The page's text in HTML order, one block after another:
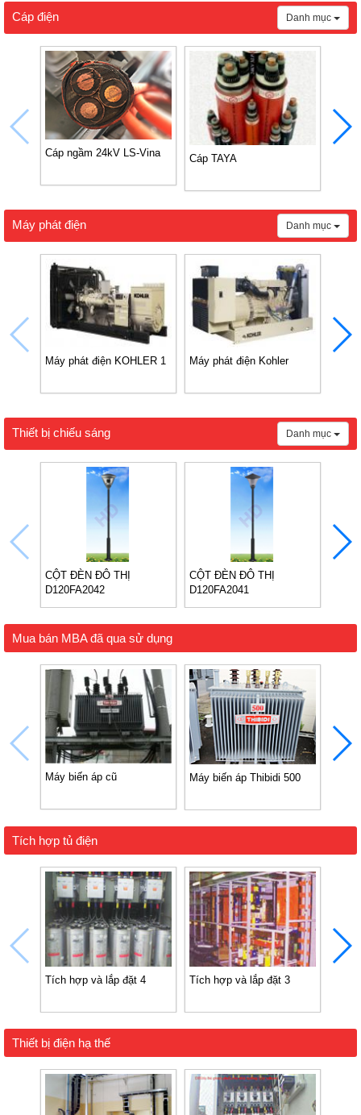
Cáp điện Danh mục
Cáp ngầm 24kV LS-Vina Cáp TAYA
Máy phát điện Danh mục
Máy phát điện KOHLER 1 Máy phát điện Kohler
Thiết bị chiếu sáng Danh mục
CỘT ĐÈN ĐÔ THỊ
D120FA2042
CỘT ĐÈN ĐÔ THỊ
D120FA2041
Mua bán MBA đã qua sử dụng
Máy biến áp cũ Máy biến áp Thibidi 500
Tích hợp tủ điện
Tích hợp và lắp đặt 4 Tích hợp và lắp đặt 3
Thiết bị điện hạ thế